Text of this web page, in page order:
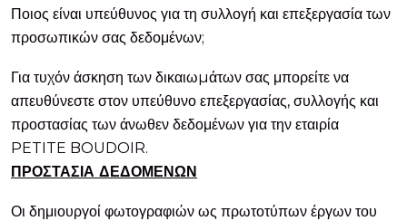
Ποιος είναι υπεύθυνος για τη συλλογή και επεξεργασία των
προσωπικών σας δεδομένων;
Για τυχόν άσκηση των δικαιωµάτων σας μπορείτε να
απευθύνεστε στον υπεύθυνο επεξεργασίας, συλλογής και
προστασίας των άνωθεν δεδομένων για την εταιρία
PETITE BOUDOIR.
ΠΡΟΣΤΑΣΙΑ ΔΕΔΟΜΕΝΩΝ
Οι δημιουργοί φωτογραφιών ως πρωτοτύπων έργων του